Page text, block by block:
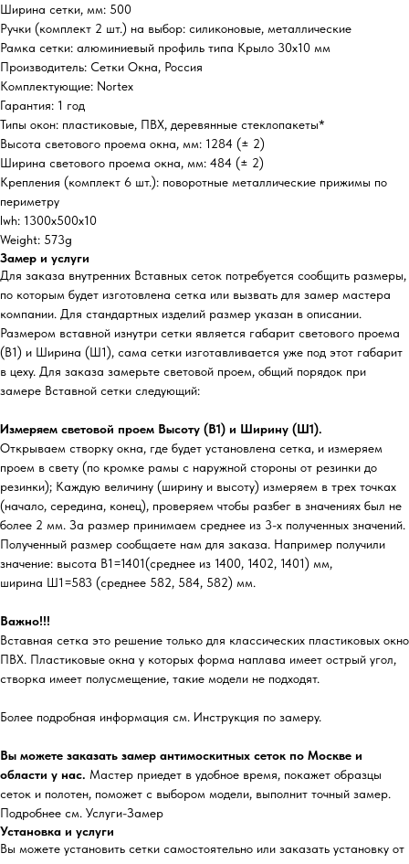
Ширина сетки, мм: 500
Ручки (комплект 2 шт.) на выбор: силиконовые, металлические
Рамка сетки: алюминиевый профиль типа Крыло 30х10 мм
Производитель: Сетки Окна, Россия
Комплектующие: Nortex
Гарантия: 1 год
Типы окон: пластиковые, ПВХ, деревянные стеклопакеты*
Высота светового проема окна, мм: 1284 (± 2)
Ширина светового проема окна, мм: 484 (± 2)
Крепления (комплект 6 шт.): поворотные металлические прижимы по
периметру
lwh: 1300x500x10
Weight: 573g
Замер и услуги
Для заказа внутренних Вставных сеток потребуется сообщить размеры,
по которым будет изготовлена сетка или вызвать для замер мастера
компании. Для стандартных изделий размер указан в описании.
Размером вставной изнутри сетки является габарит светового проема
(В1) и Ширина (Ш1), сама сетки изготавливается уже под этот габарит
в цеху. Для заказа замерьте световой проем, общий порядок при
замере Вставной сетки следующий:
Измеряем световой проем Высоту (В1) и Ширину (Ш1).
Открываем створку окна, где будет установлена сетка, и измеряем
проем в свету (по кромке рамы с наружной стороны от резинки до
резинки); Каждую величину (ширину и высоту) измеряем в трех точках
(начало, середина, конец), проверяем чтобы разбег в значениях был не
более 2 мм. За размер принимаем среднее из 3-х полученных значений.
Полученный размер сообщаете нам для заказа. Например получили
значение: высота В1=1401(среднее из 1400, 1402, 1401) мм,
ширина Ш1=583 (среднее 582, 584, 582) мм.
Важно!!!
Вставная сетка это решение только для классических пластиковых окно
ПВХ. Пластиковые окна у которых форма наплава имеет острый угол,
створка имеет полусмещение, такие модели не подходят.
Более подробная информация см. Инструкция по замеру.
Вы можете заказать замер антимоскитных сеток по Москве и
области у нас. Мастер приедет в удобное время, покажет образцы
сеток и полотен, поможет с выбором модели, выполнит точный замер.
Подробнее см. Услуги-Замер
Установка и услуги
Вы можете установить сетки самостоятельно или заказать установку от